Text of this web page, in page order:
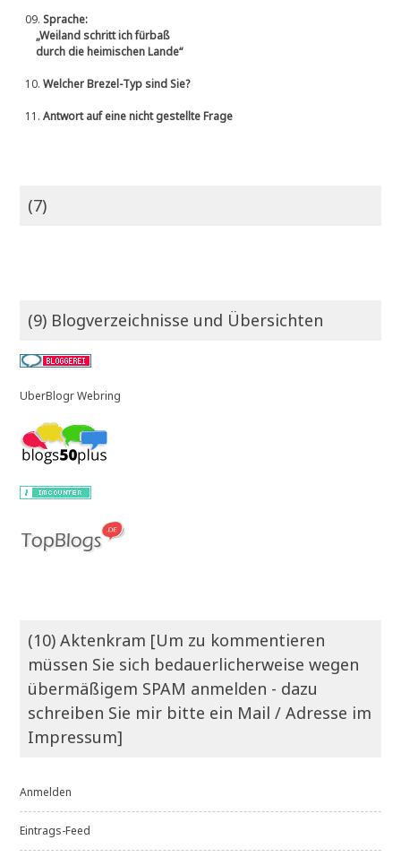
09.Sprache:
„Weiland schritt ich fürbaß
durch die heimischen Lande“
10.Welcher Brezel-Typ sind Sie?
11.Antwort auf eine nicht gestellte Frage
(7)
(9) Blogverzeichnisse und Übersichten
UberBlogr Webring
(10) Aktenkram [Um zu kommentieren
müssen Sie sich bedauerlicherweise wegen
übermäßigem SPAM anmelden - dazu
schreiben Sie mir bitte ein Mail / Adresse im
Impressum]
Anmelden
Eintrags-Feed